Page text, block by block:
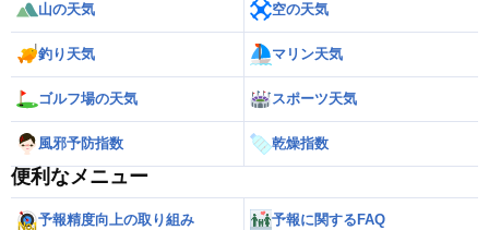
山の天気 空の天気
釣り天気 マリン天気
ゴルフ場の天気 スポーツ天気
風邪予防指数 乾燥指数
便利なメニュー
予報精度向上の取り組み 予報に関するFAQ